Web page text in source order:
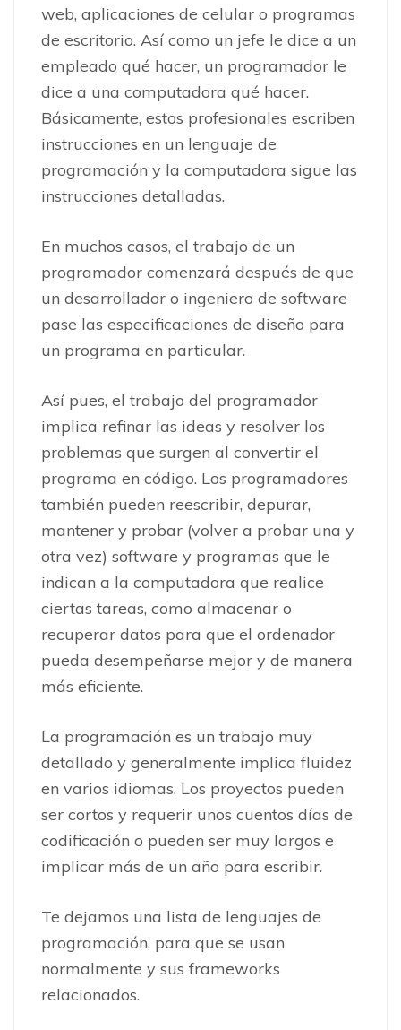
web, aplicaciones de celular o programas
de escritorio. Así como un jefe le dice a un
empleado qué hacer, un programador le
dice a una computadora qué hacer.
Básicamente, estos profesionales escriben
instrucciones en un lenguaje de
programación y la computadora sigue las
instrucciones detalladas.
En muchos casos, el trabajo de un
programador comenzará después de que
un desarrollador o ingeniero de software
pase las especificaciones de diseño para
un programa en particular.
Así pues, el trabajo del programador
implica refinar las ideas y resolver los
problemas que surgen al convertir el
programa en código. Los programadores
también pueden reescribir, depurar,
mantener y probar (volver a probar una y
otra vez) software y programas que le
indican a la computadora que realice
ciertas tareas, como almacenar o
recuperar datos para que el ordenador
pueda desempeñarse mejor y de manera
más eficiente.
La programación es un trabajo muy
detallado y generalmente implica fluidez
en varios idiomas. Los proyectos pueden
ser cortos y requerir unos cuentos días de
codificación o pueden ser muy largos e
implicar más de un año para escribir.
Te dejamos una lista de lenguajes de
programación, para que se usan
normalmente y sus frameworks
relacionados.